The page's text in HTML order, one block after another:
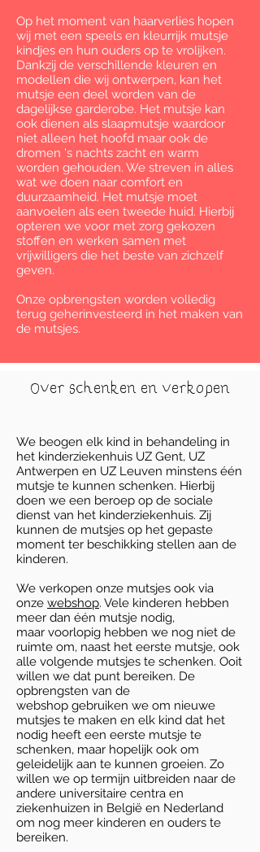
Op het moment van haarverlies hopen
wij met een speels en kleurrijk mutsje
kindjes en hun ouders op te vrolijken.
Dankzij de verschillende kleuren en
modellen die wij ontwerpen, kan het
mutsje een deel worden van de
dagelijkse garderobe. Het mutsje kan
ook dienen als slaapmutsje waardoor
niet alleen het hoofd maar ook de
dromen 's nachts zacht en warm
worden gehouden. We streven in alles
wat we doen naar comfort en
duurzaamheid. Het mutsje moet
aanvoelen als een tweede huid. Hierbij
opteren we voor met zorg gekozen
stoffen en werken samen met
vrijwilligers die het beste van zichzelf
geven.
Onze opbrengsten worden volledig
terug geherinvesteerd in het maken van
de mutsjes.
Over schenken en verkopen
We beogen elk kind in behandeling in
het kinderziekenhuis UZ Gent, UZ
Antwerpen en UZ Leuven minstens één
mutsje te kunnen schenken. Hierbij
doen we een beroep op de sociale
dienst van het kinderziekenhuis. Zij
kunnen de mutsjes op het gepaste
moment ter beschikking stellen aan de
kinderen.
We verkopen onze mutsjes ook via
onze webshop. Vele kinderen hebben
meer dan één mutsje nodig,
maar voorlopig hebben we nog niet de
ruimte om, naast het eerste mutsje, ook
alle volgende mutsjes te schenken. Ooit
willen we dat punt bereiken. De
opbrengsten van de
webshop gebruiken we om nieuwe
mutsjes te maken en elk kind dat het
nodig heeft een eerste mutsje te
schenken, maar hopelijk ook om
geleidelijk aan te kunnen groeien. Zo
willen we op termijn uitbreiden naar de
andere universitaire centra en
ziekenhuizen in België en Nederland
om nog meer kinderen en ouders te
bereiken.